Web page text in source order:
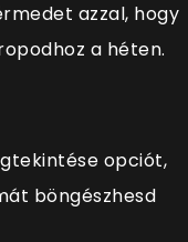
azzal, hogy
a héten.
opciót,
böngészhesd